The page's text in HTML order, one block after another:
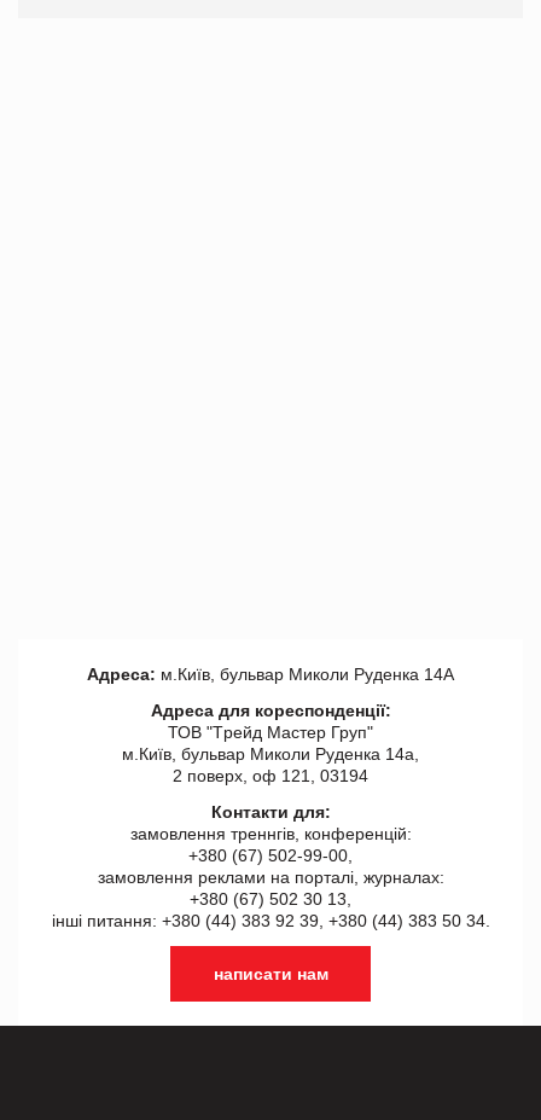
Адреса: м.Київ, бульвар Миколи Руденка 14А
Адреса для кореспонденції:
ТОВ "Tрейд Мастер Груп"
м.Київ, бульвар Миколи Руденка 14а,
2 поверх, оф 121, 03194
Контакти для:
замовлення треннгів, конференцій:
+380 (67) 502-99-00,
замовлення реклами на порталі, журналах:
+380 (67) 502 30 13,
інші питання: +380 (44) 383 92 39, +380 (44) 383 50 34.
написати нам